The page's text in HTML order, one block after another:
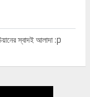
স্বাদই আলাদা :p